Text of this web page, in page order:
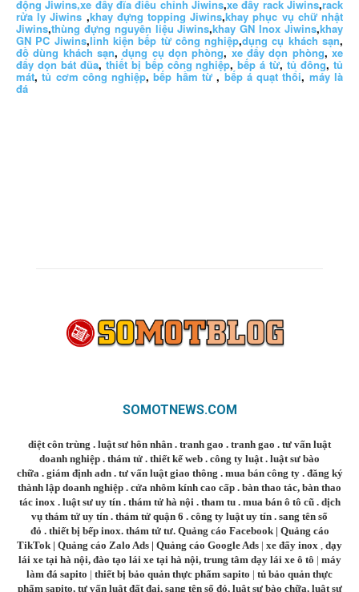
động Jiwins,xe đẩy đĩa điều chỉnh Jiwins,xe đẩy rack Jiwins,rack
rửa ly Jiwins ,khay đựng topping Jiwins,khay phục vụ chữ nhật
Jiwins,thùng đựng nguyên liệu Jiwins,khay GN Inox Jiwins,khay
GN PC Jiwins,linh kiện bếp từ công nghiệp,dụng cụ khách sạn,
đồ dùng khách sạn,dụng cụ dọn phòng,xe đẩy dọn phòng,xe
đẩy dọn bát đũa,thiết bị bếp công nghiệp,bếp á từ,tủ đông,tủ
mát,tủ cơm công nghiệp,bếp hầm từ ,bếp á quạt thổi, máy là
đá
SOMOTNEWS.COM
diệt côn trùng . luật sư hôn nhân . tranh gao . tranh gao . tư vấn luật
doanh nghiệp . thám tử . thiết kế web . công ty luật . luật sư bào
chữa . giám định adn. tư vấn luật giao thông . mua bán công ty. đăng ký
thành lập doanh nghiệp . cửa nhôm kính cao cấp . bàn thao tác, bàn thao
tác inox . luật sư uy tín. thám tử hà nội . tham tu. mua bán ô tô cũ. dịch
vụ thám tử uy tín . thám tử quận 6 . công ty luật uy tín . sang tên sổ
đỏ . thiết bị bếp inox. thám tử tư. Quảng cáo Facebook| Quảng cáo
TikTok | Quảng cáo Zalo Ads | Quảng cáo Google Ads | xe đẩy inox
dạy
lái xe tại hà nội, đào tạo lái xe tại hà nội, trung tâm dạy lái xe ô tô | máy
làm đá sapito | thiết bị bảo quản thực phẩm sapito | tủ bảo quản thực
phẩm sapito, tư vấn luật đất đai, sang tên sổ đỏ, luật sư bào chữa, luật sư